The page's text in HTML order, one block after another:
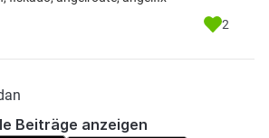
2
Beiträge anzeigen